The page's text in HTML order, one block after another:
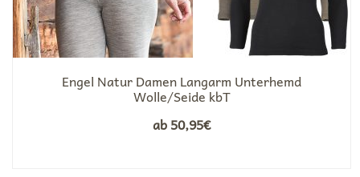
Engel Natur Damen Langarm Unterhemd
Wolle/Seide kbT
ab50,95€